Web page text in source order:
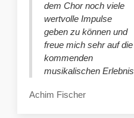
dem Chor noch viele
wertvolle Impulse
geben zu können und
freue mich sehr auf die
kommenden
musikalischen
Achim Fischer